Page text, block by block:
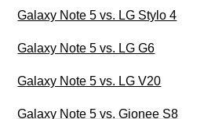
Galaxy Note 5 vs. LG Stylo 4
Galaxy Note 5 vs. LG G6
Galaxy Note 5 vs. LG V20
Galaxy Note 5 vs. Gionee S8